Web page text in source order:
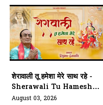
शेरावाली तू हमेशा मेरे साथ रहे -
Sherawali Tu Hamesha
Mere Saath
August 03, 2026